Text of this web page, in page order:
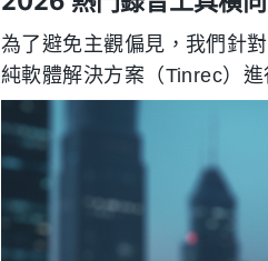
為了避免主觀偏見，我們針
純軟體解決方案（Tinrec）進